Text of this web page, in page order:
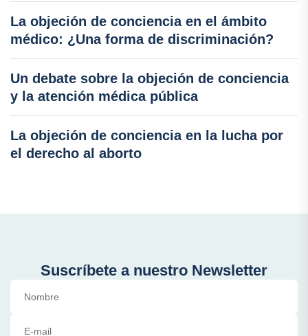
La objeción de conciencia en el ámbito
médico: ¿Una forma de discriminación?
Un debate sobre la objeción de conciencia
y la atención médica pública
La objeción de conciencia en la lucha por
el derecho al aborto
Suscríbete a nuestro Newsletter